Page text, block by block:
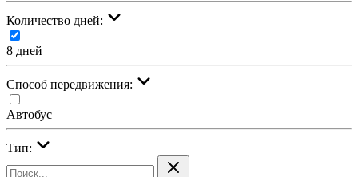
Количество дней:
8 дней
Cпособ передвижения:
Автобус
Тип: